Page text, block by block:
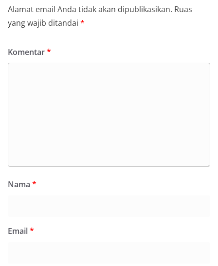
Alamat email Anda tidak akan dipublikasikan. Ruas
yang wajib ditandai *
Komentar*
Nama *
Email*